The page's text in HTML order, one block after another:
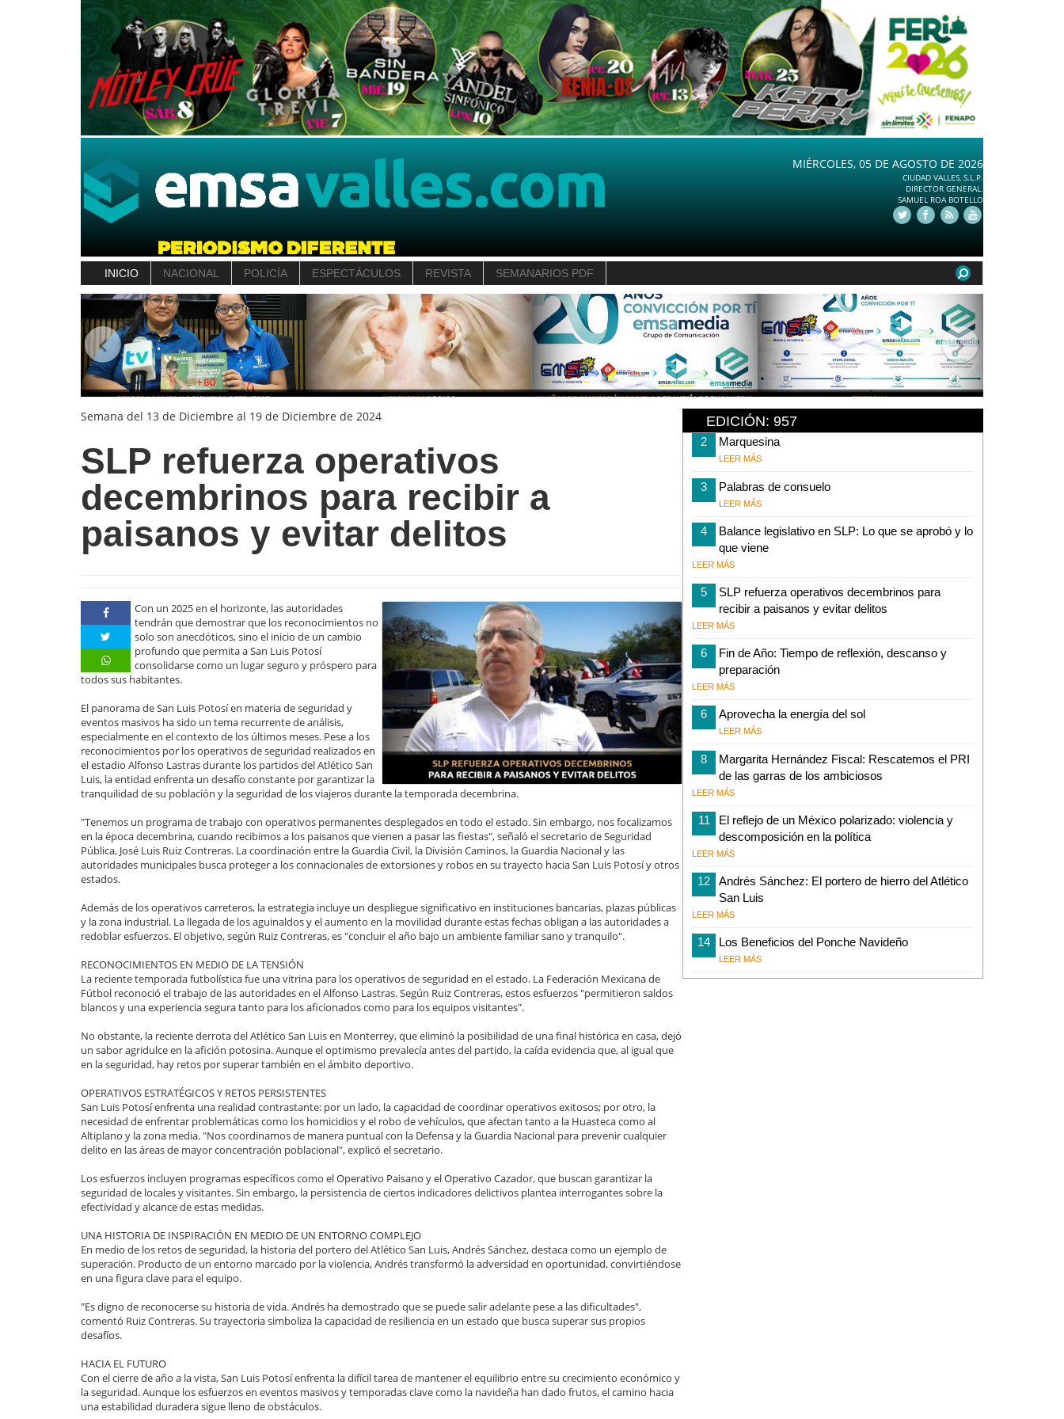
MIÉRCOLES, 05 DE AGOSTO DE 2026
CIUDAD VALLES, S.L.P.
DIRECTOR GENERAL.
SAMUEL ROA BOTELLO
INICIO NACIONAL POLICÍA ESPECTÁCULOS REVISTA SEMANARIOS PDF
Semana del 13 de Diciembre al 19 de Diciembre de 2024
SLP refuerza operativos
decembrinos para recibir a
paisanos y evitar delitos
Con un 2025 en el horizonte, las autoridades
tendrán que demostrar que los reconocimientos no
solo son anecdóticos, sino el inicio de un cambio
profundo que permita a San Luis Potosí
consolidarse como un lugar seguro y próspero para
todos sus habitantes.
El panorama de San Luis Potosí en materia de seguridad y
eventos masivos ha sido un tema recurrente de análisis,
especialmente en el contexto de los últimos meses. Pese a los
reconocimientos por los operativos de seguridad realizados en
el estadio Alfonso Lastras durante los partidos del Atlético San
Luis, la entidad enfrenta un desafío constante por garantizar la
tranquilidad de su población y la seguridad de los viajeros durante la temporada decembrina.
"Tenemos un programa de trabajo con operativos permanentes desplegados en todo el estado. Sin embargo, nos focalizamos
en la época decembrina, cuando recibimos a los paisanos que vienen a pasar las fiestas", señaló el secretario de Seguridad
Pública, José Luis Ruiz Contreras. La coordinación entre la Guardia Civil, la División Caminos, la Guardia Nacional y las
autoridades municipales busca proteger a los connacionales de extorsiones y robos en su trayecto hacia San Luis Potosí y otros
estados.
Además de los operativos carreteros, la estrategia incluye un despliegue significativo en instituciones bancarias, plazas públicas
y la zona industrial. La llegada de los aguinaldos y el aumento en la movilidad durante estas fechas obligan a las autoridades a
redoblar esfuerzos. El objetivo, según Ruiz Contreras, es "concluir el año bajo un ambiente familiar sano y tranquilo".
RECONOCIMIENTOS EN MEDIO DE LA TENSIÓN
La reciente temporada futbolística fue una vitrina para los operativos de seguridad en el estado. La Federación Mexicana de
Fútbol reconoció el trabajo de las autoridades en el Alfonso Lastras. Según Ruiz Contreras, estos esfuerzos "permitieron saldos
blancos y una experiencia segura tanto para los aficionados como para los equipos visitantes".
No obstante, la reciente derrota del Atlético San Luis en Monterrey, que eliminó la posibilidad de una final histórica en casa, dejó
un sabor agridulce en la afición potosina. Aunque el optimismo prevalecía antes del partido, la caída evidencia que, al igual que
en la seguridad, hay retos por superar también en el ámbito deportivo.
OPERATIVOS ESTRATÉGICOS Y RETOS PERSISTENTES
San Luis Potosí enfrenta una realidad contrastante: por un lado, la capacidad de coordinar operativos exitosos; por otro, la
necesidad de enfrentar problemáticas como los homicidios y el robo de vehículos, que afectan tanto a la Huasteca como al
Altiplano y la zona media. "Nos coordinamos de manera puntual con la Defensa y la Guardia Nacional para prevenir cualquier
delito en las áreas de mayor concentración poblacional", explicó el secretario.
Los esfuerzos incluyen programas específicos como el Operativo Paisano y el Operativo Cazador, que buscan garantizar la
seguridad de locales y visitantes. Sin embargo, la persistencia de ciertos indicadores delictivos plantea interrogantes sobre la
efectividad y alcance de estas medidas.
UNA HISTORIA DE INSPIRACIÓN EN MEDIO DE UN ENTORNO COMPLEJO
En medio de los retos de seguridad, la historia del portero del Atlético San Luis, Andrés Sánchez, destaca como un ejemplo de
superación. Producto de un entorno marcado por la violencia, Andrés transformó la adversidad en oportunidad, convirtiéndose
en una figura clave para el equipo.
"Es digno de reconocerse su historia de vida. Andrés ha demostrado que se puede salir adelante pese a las dificultades",
comentó Ruiz Contreras. Su trayectoria simboliza la capacidad de resiliencia en un estado que busca superar sus propios
desafíos.
HACIA EL FUTURO
Con el cierre de año a la vista, San Luis Potosí enfrenta la difícil tarea de mantener el equilibrio entre su crecimiento económico y
la seguridad. Aunque los esfuerzos en eventos masivos y temporadas clave como la navideña han dado frutos, el camino hacia
una estabilidad duradera sigue lleno de obstáculos.
EDICIÓN: 957
2 Marquesina
LEER MÁS
3 Palabras de consuelo
LEER MÁS
4
Balance legislativo en SLP: Lo que se aprobó y lo
que viene
LEER MÁS
5
SLP refuerza operativos decembrinos para
recibir a paisanos y evitar delitos
LEER MÁS
6
Fin de Año: Tiempo de reflexión, descanso y
preparación
LEER MÁS
6 Aprovecha la energía del sol
LEER MÁS
8
Margarita Hernández Fiscal: Rescatemos el PRI
de las garras de los ambiciosos
LEER MÁS
11
El reflejo de un México polarizado: violencia y
descomposición en la política
LEER MÁS
12
Andrés Sánchez: El portero de hierro del Atlético
San Luis
LEER MÁS
14 Los Beneficios del Ponche Navideño
LEER MÁS